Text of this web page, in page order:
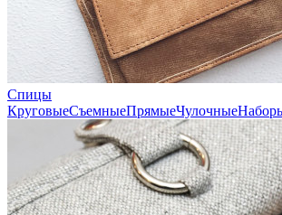
Спицы
КруговыеСъемныеПрямыеЧулочные